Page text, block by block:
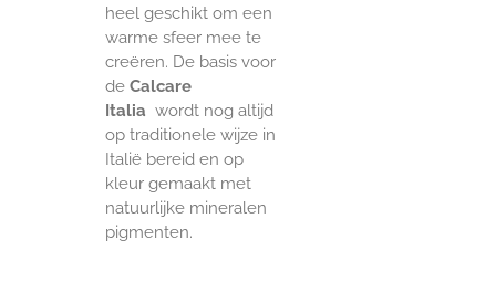
heel geschikt om een
warme sfeer mee te
creëren. De basis voor
de Calcare
Italia wordt nog altijd
op traditionele wijze in
Italië bereid en op
kleur gemaakt met
natuurlijke mineralen
pigmenten.